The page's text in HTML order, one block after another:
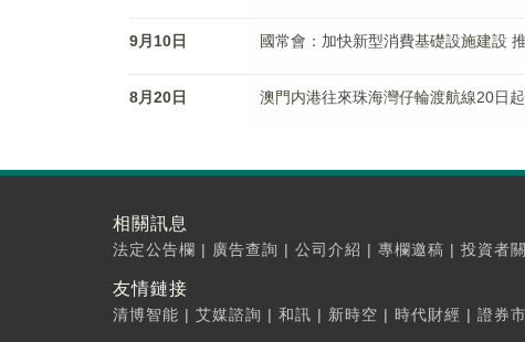
9月10日 國常會：加快新型消費基礎設施建設
8月20日 澳門内港往來珠海灣仔輪渡航線20日
相關訊息
法定公告欄 | 廣告查詢 | 公司介紹 | 專欄邀稿 | 投資者
友情鏈接
清博智能 | 艾媒諮詢 | 和訊 | 新時空 | 時代財經 | 證券